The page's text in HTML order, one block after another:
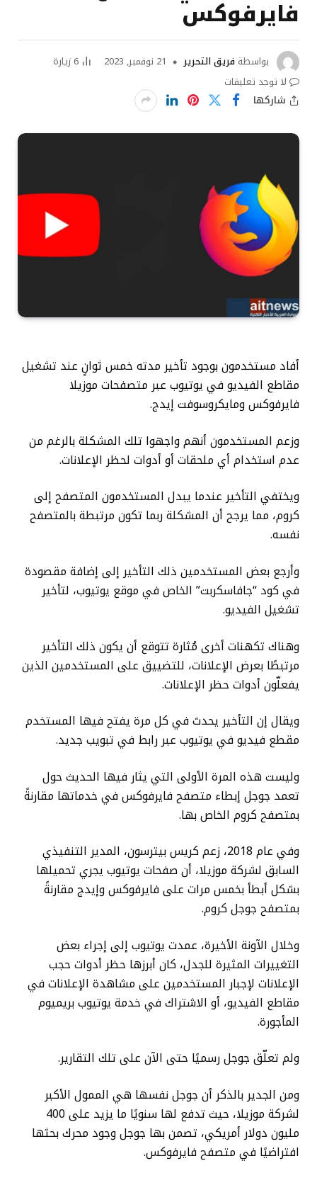
فايرفوكس
بواسطة فريق التحرير 21 نوفمبر, 2023 6 زيارة
لا توجد تعليقات
شاركها
أفاد مستخدمون بوجود تأخير مدته خمس ثوانٍ عند تشغيل
مقاطع الفيديو في يوتيوب عبر متصفحات موزيلا
فايرفوكس ومايكروسوفت إيدج.
وزعم المستخدمون أنهم واجهوا تلك المشكلة بالرغم من
عدم استخدام أي ملحقات أو أدوات لحظر الإعلانات.
ويختفي التأخير عندما يبدل المستخدمون المتصفح إلى
كروم، مما يرجح أن المشكلة ربما تكون مرتبطة بالمتصفح
نفسه.
وأرجع بعض المستخدمين ذلك التأخير إلى إضافة مقصودة
في كود “جافاسكربت” الخاص في موقع يوتيوب، لتأخير
تشغيل الفيديو.
وهناك تكهنات أخرى مُثارة تتوقع أن يكون ذلك التأخير
مرتبطًا بعرض الإعلانات، للتضييق على المستخدمين الذين
يفعلّون أدوات حظر الإعلانات.
ويقال إن التأخير يحدث في كل مرة يفتح فيها المستخدم
مقطع فيديو في يوتيوب عبر رابط في تبويب جديد.
وليست هذه المرة الأولى التي يثار فيها الحديث حول
تعمد جوجل إبطاء متصفح فايرفوكس في خدماتها مقارنةً
بمتصفح كروم الخاص بها.
وفي عام 2018، زعم كريس بيترسون، المدير التنفيذي
السابق لشركة موزيلا، أن صفحات يوتيوب يجري تحميلها
بشكل أبطأ بخمس مرات على فايرفوكس وإيدج مقارنةً
بمتصفح جوجل كروم.
وخلال الآونة الأخيرة، عمدت يوتيوب إلى إجراء بعض
التغييرات المثيرة للجدل، كان أبرزها حظر أدوات حجب
الإعلانات لإجبار المستخدمين على مشاهدة الإعلانات في
مقاطع الفيديو، أو الاشتراك في خدمة يوتيوب بريميوم
المأجورة.
ولم تعلّق جوجل رسميًا حتى الآن على تلك التقارير.
ومن الجدير بالذكر أن جوجل نفسها هي الممول الأكبر
لشركة موزيلا، حيث تدفع لها سنويًا ما يزيد على 400
مليون دولار أمريكي، تصمن بها جوجل وجود محرك بحثها
افتراضيًا في متصفح فايرفوكس.